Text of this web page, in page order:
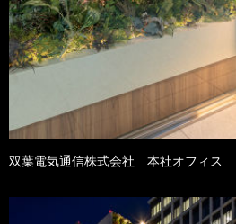
双葉電気通信株式会社 本社オフィス